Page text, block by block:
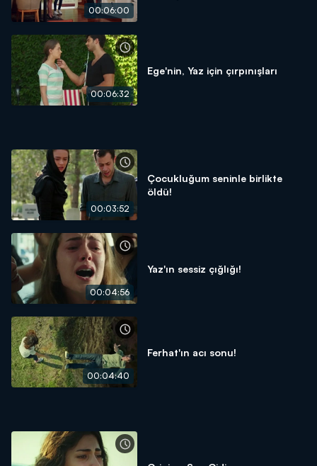
00:06:00
00:06:32
Ege'nin, Yaz için çırpınışları
00:03:52
Çocukluğum seninle birlikte
öldü!
00:04:56
Yaz'ın sessiz çığlığı!
00:04:40
Ferhat'ın acı sonu!